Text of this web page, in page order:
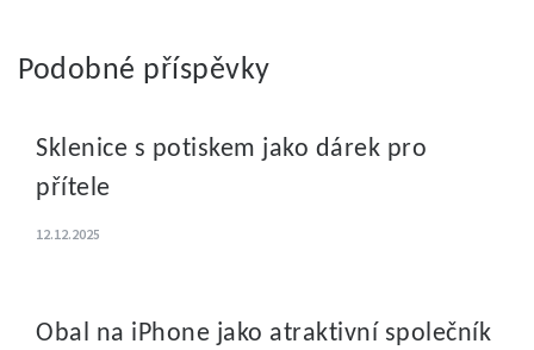
Podobné příspěvky
Sklenice s potiskem jako dárek pro
přítele
12.12.2025
Obal na iPhone jako atraktivní společník